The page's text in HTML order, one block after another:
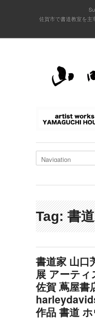
佐賀市で書道教室を主
Tag: 書
書道家 山口
展 アーティ
佐賀 蔦屋書
作品 書道